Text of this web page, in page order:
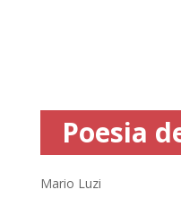
Poesia
Mario Luzi